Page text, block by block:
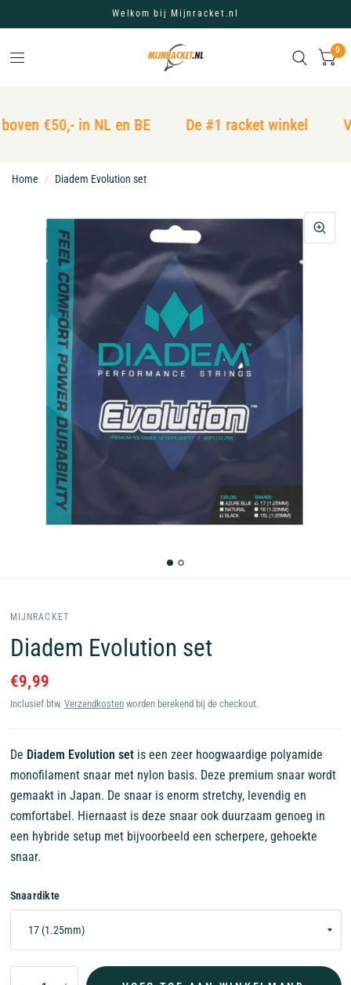
Welkom bij Mijnracket.nl
0
€50,- in NL en BE De #1 racket winkel
Home / Diadem Evolution set
MIJNRACKET
Diadem Evolution set
€9,99
Inclusief btw. Verzendkostenworden berekend bij de checkout.
De Diadem Evolution setis een zeer hoogwaardige polyamide
monofilament snaar met nylon basis. Deze premium snaar wordt
gemaakt in Japan. De snaar is enorm stretchy, levendig en
comfortabel. Hiernaast is deze snaar ook duurzaam genoeg in
een hybride setup met bijvoorbeeld een scherpere, gehoekte
snaar.
Snaardikte